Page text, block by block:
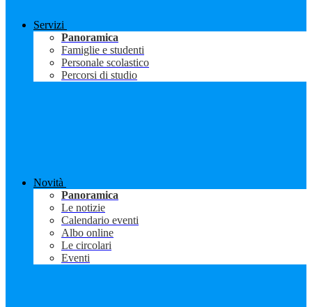
Servizi
Panoramica
Famiglie e studenti
Personale scolastico
Percorsi di studio
Novità
Panoramica
Le notizie
Calendario eventi
Albo online
Le circolari
Eventi